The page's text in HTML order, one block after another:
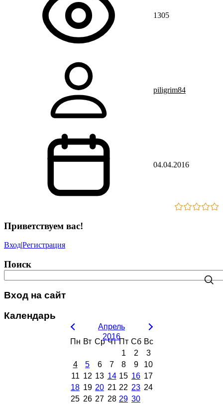
1305
piligrim84
04.04.2016
Приветствуем вас!
Вход|Регистрация
Поиск
Вход на сайт
Календарь
Апрель
2016
Пн Вт Ср Чт Пт Сб Вс
1
2
3
4
5 6 7 8 9
10
11 12 13 14 15 16 17
18 19 20 21 22 23 24
25 26 27 28 29 30